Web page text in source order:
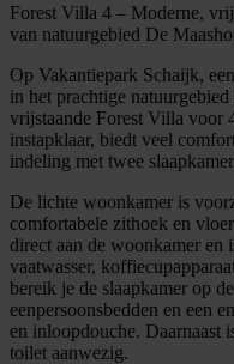
Forest Villa 4 – Moderne,
van natuurgebied De
Op Vakantiepark Schaijk,
in het prachtige
vrijstaande Forest Villa voor
instapklaar, biedt veel
indeling met twee
De lichte woonkamer is
comfortabele zithoek en
direct aan de woonkamer en
vaatwasser,
bereik je de slaapkamer op
eenpersoonsbedden en een
en inloopdouche. Daarnaast
toilet aanwezig.